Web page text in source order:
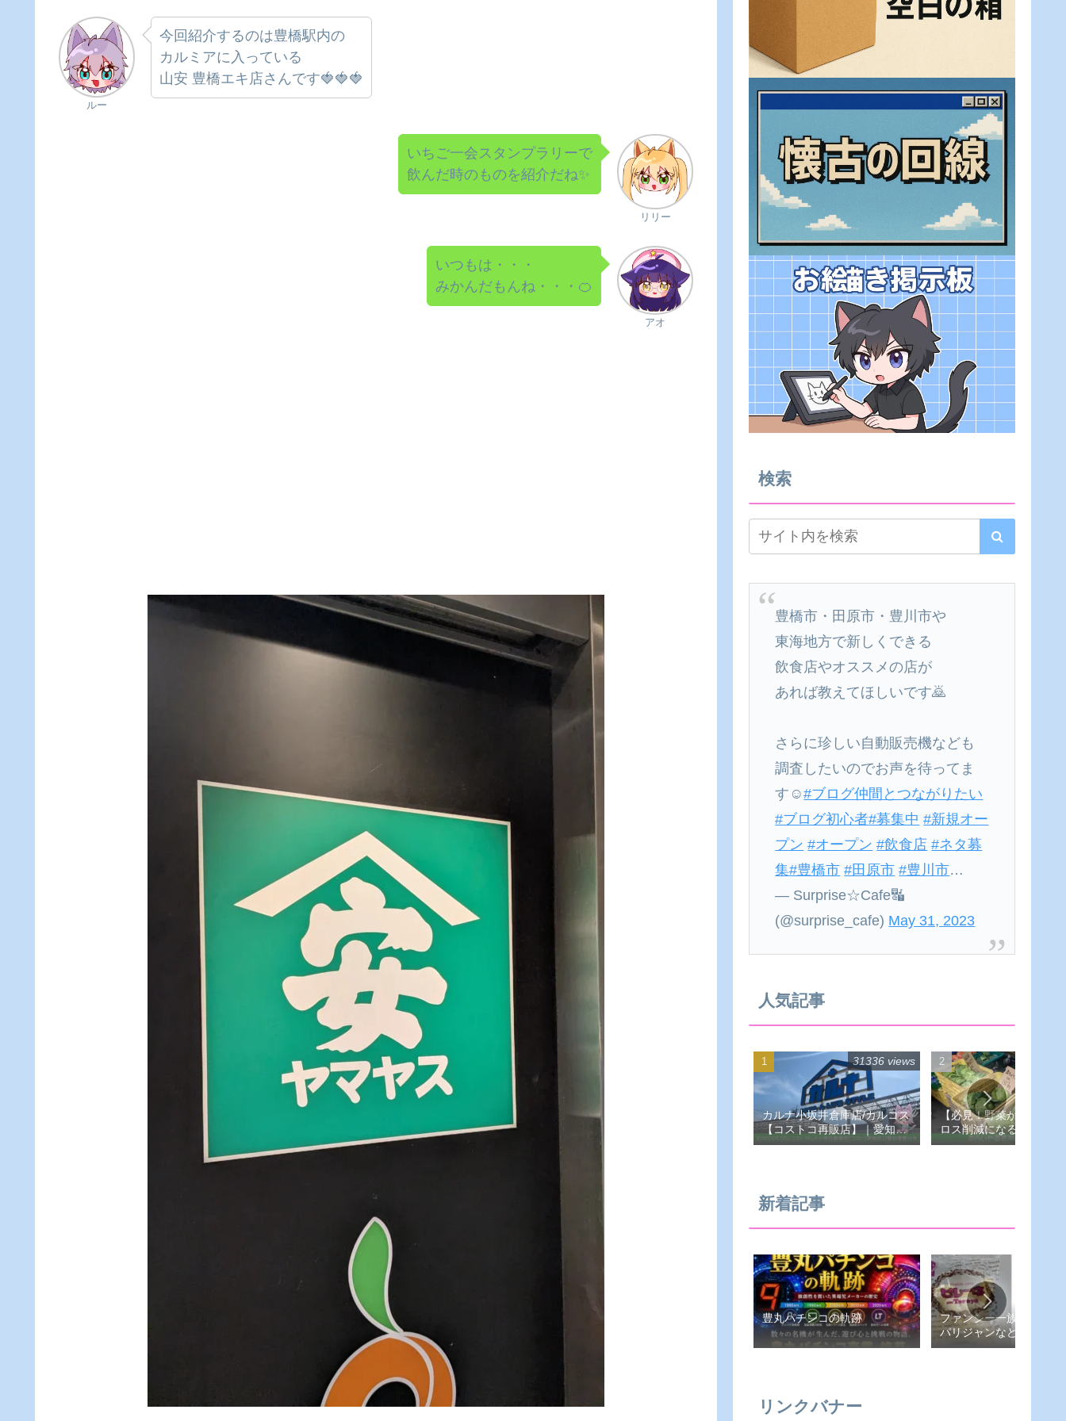
ルー
今回紹介するのは豊橋駅内の
カルミアに入っている
山安 豊橋エキ店さんです🍓🍓🍓
リリー
いちご一会スタンプラリーで
飲んだ時のものを紹介だね✨
アオ
いつもは・・・
みかんだもんね・・・🍊
検索
豊橋市・田原市・豊川市や
東海地方で新しくできる
飲食店やオススメの店が
あれば教えてほしいです🙇
さらに珍しい自動販売機なども
調査したいのでお声を待ってま
す☺#ブログ仲間とつながりたい
#ブログ初心者#募集中 #新規オー
プン #オープン #飲食店 #ネタ募
集#豊橋市 #田原市 #豊川市…
— Surprise☆Cafe🔣
(@surprise_cafe) May 31, 2023
人気記事
カルナ小坂井倉庫店/カルコス
【コストコ再販店】｜愛知県-
豊川市
31336 views
【必見！野菜が安い！フ
ロス削減になる！あらい
売所】愛知県-豊橋市
新着記事
豊丸パチンコの軌跡
ファンシー一族（ピレー
パリジャンなど）
リンクバナー